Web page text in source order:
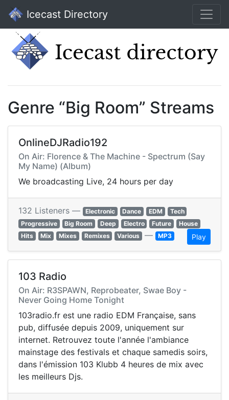
Icecast Directory
Genre “Big Room” Streams
OnlineDJRadio192
On Air: Florence & The Machine - Spectrum (Say
My Name) (Album)
We broadcasting Live, 24 hours per day
132 Listeners — Electronic Dance EDM
Tech
Progressive
Big Room Deep Electro Future
House
Hits
Mix Mixes Remixes Various — MP3 Play
103 Radio
On Air: R3SPAWN, Reprobeater, Swae Boy -
Never Going Home Tonight
103radio.fr est une radio EDM Française, sans
pub, diffusée depuis 2009, uniquement sur
internet. Retrouvez toute l'année l'ambiance
mainstage des festivals et chaque samedis soirs,
dans l'émission 103 Klubb 4 heures de mix avec
les meilleurs Djs.